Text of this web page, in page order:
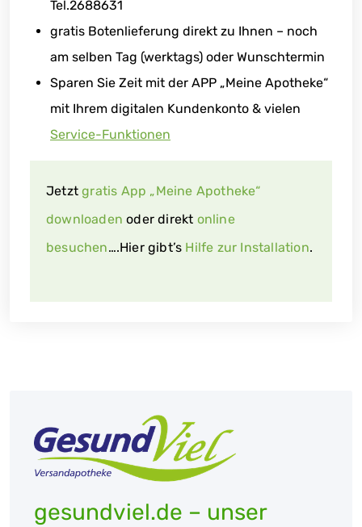
Tel.2688631
gratis Botenlieferung direkt zu Ihnen – noch
am selben Tag (werktags) oder Wunschtermin
Sparen Sie Zeit mit der APP „Meine Apotheke“
mit Ihrem digitalen Kundenkonto & vielen
Service-Funktionen
Jetztgratis App „Meine Apotheke“
downloaden oder direkt online
besuchen….Hier gibt’s Hilfe zur Installation.
gesundviel.de – unser